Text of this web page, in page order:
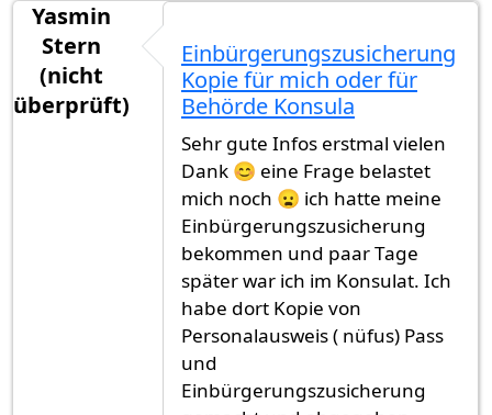
Yasmin
Stern
(nicht
überprüft)
Einbürgerungszusicherung
Kopie für mich oder für
Behörde Konsula
Sehr gute Infos erstmal vielen
Dank 😊 eine Frage belastet
mich noch 😦 ich hatte meine
Einbürgerungszusicherung
bekommen und paar Tage
später war ich im Konsulat. Ich
habe dort Kopie von
Personalausweis ( nüfus) Pass
und
Einbürgerungszusicherung